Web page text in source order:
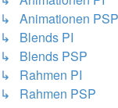
↳ Animationen PSP
↳ Blends PI
↳ Blends PSP
↳ Rahmen PI
↳ Rahmen PSP